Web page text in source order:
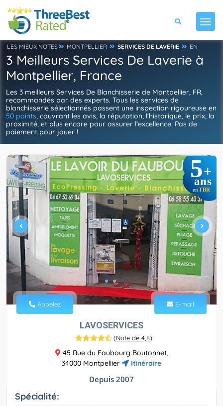
LES MIEUX NOTÉS MONTPELLIER SERVICES DE LAVERIE EN
3 Meilleurs Services De Laverie à
Montpellier, France
Les 3 meilleurs Services De Blanchisserie de Montpellier, FR,
recommandés par des experts. Tous les services de
blanchisserie sélectionnés passent une inspection rigoureuse en
50 points, couvrant les avis, la réputation, l'historique, le prix, la
proximité, et plus encore pour assurer l’excellence. Pas de
paiement pour jouer !
5+
ans
en TBR
Appelez E-mail
LAVOSERVICES
(Note de 4,8)
45 Rue du Faubourg Boutonnet,
34000 Montpellier
Itinéraire
Depuis 2007
Spécialité: